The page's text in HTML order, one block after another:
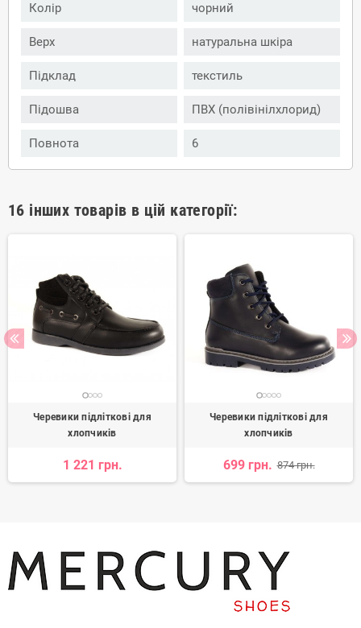
Колір чорний
Верх натуральна шкіра
Підклад текстиль
Підошва ПВХ (полівінілхлорид)
Повнота 6
16 інших товарів в цій категорії:
Черевики підліткові для
хлопчиків
1 221 грн.
Черевики підліткові для
хлопчиків
699 грн. 874 грн.